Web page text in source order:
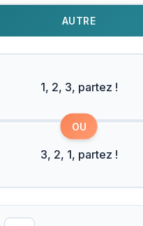
AUTRE
1, 2, 3, partez !
OU
3, 2, 1, partez !